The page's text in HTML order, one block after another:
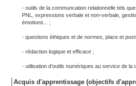
- outils de la communcation relationnelle tels
PNL, expressions verbale et non-verbale,
émotions... ;
- questions éthiques et de normes, place et
- rédaction logique et efficace ;
- utilisation d'outils numériques au service de la
Acquis d'apprentissage (objectifs